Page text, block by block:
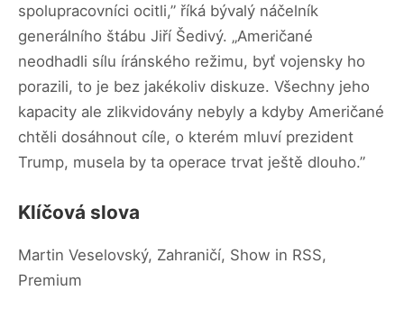
spolupracovníci ocitli,” říká bývalý náčelník
generálního štábu Jiří Šedivý. „Američané
neodhadli sílu íránského režimu, byť vojensky ho
porazili, to je bez jakékoliv diskuze. Všechny jeho
kapacity ale zlikvidovány nebyly a kdyby Američané
chtěli dosáhnout cíle, o kterém mluví prezident
Trump, musela by ta operace trvat ještě dlouho.”
Klíčová slova
Martin Veselovský, Zahraničí, Show in RSS,
Premium